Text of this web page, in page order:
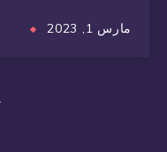
مارس 1, 2023